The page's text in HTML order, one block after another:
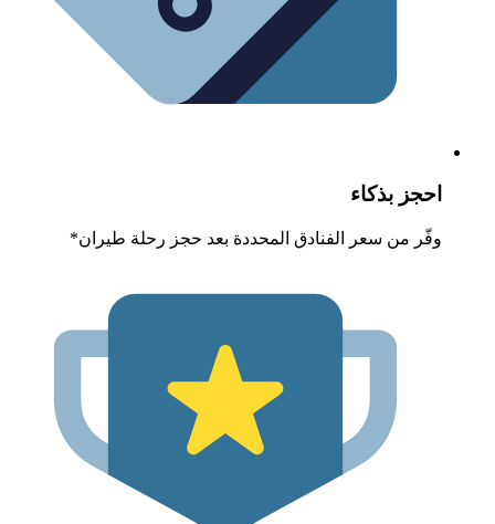
بذكاء
من سعر الفنادق المحددة بعد حجز رحلة طيران*